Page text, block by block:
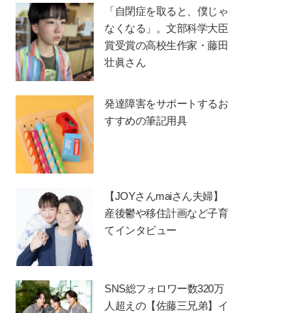
「自閉症を取ると、僕じゃ
なくなる」。文部科学大臣
賞受賞の高校生作家・藤田
壮眞さん
発達障害をサポートするお
すすめの筆記用具
【JOYさんmaiさん夫婦】
産後鬱や移住計画など子育
てインタビュー
SNS総フォロワー数320万
人超えの【佐藤三兄弟】イ